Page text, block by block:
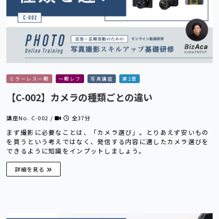
ミラーレス一眼 一眼レフ 写真講座 第2章
【C-002】カメラの種類ごとの違い
講座No. C-002 / 全37分
まず撮影に必要なことは、「カメラ選び」。とりあえず安いもの
を買うという考えではなく、発信する内容に適したカメラ選びを
できるように知識をインプットしましょう。
詳細を見る